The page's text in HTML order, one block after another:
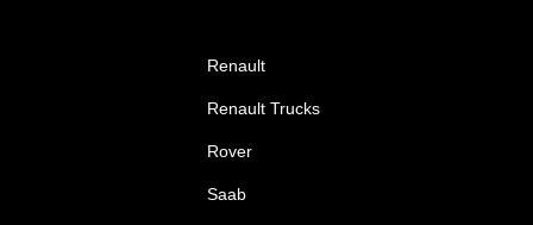
Renault
Renault Trucks
Rover
Saab